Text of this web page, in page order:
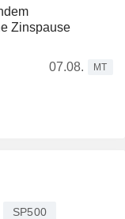
Zinspause
07.08.
MT
SP500